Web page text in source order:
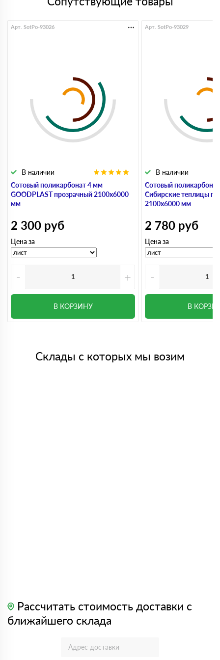
Сотовый поликарбонат 4 мм
GOODPLAST прозрачный 2100х6000
мм
В наличии
Арт. SotPo-93026
2 300 руб
Цена за
- +
В КОРЗИНУ
Сотовый
Сибирские теплицы
2100х6000 мм
В наличии
Арт. SotPo-93029
2 780 руб
Цена за
-
В
Склады с которых мы возим
Рассчитать стоимость доставки с
ближайшего склада